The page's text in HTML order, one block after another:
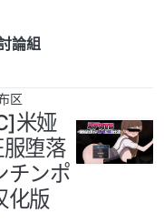
論組
区
米娅
堕落
チンポ
化版